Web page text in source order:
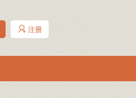
注册